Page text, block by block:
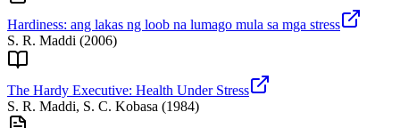
Hardiness: ang lakas ng loob na lumago mula sa mga stress
S. R. Maddi (2006)
The Hardy Executive: Health Under Stress
S. R. Maddi, S. C. Kobasa (1984)